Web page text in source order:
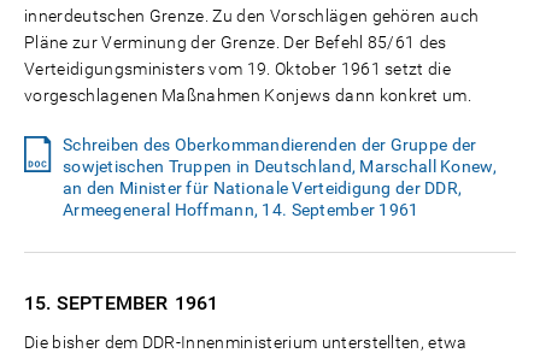
innerdeutschen Grenze. Zu den Vorschlägen gehören auch
Pläne zur Verminung der Grenze. Der Befehl 85/61 des
Verteidigungsministers vom 19. Oktober 1961 setzt die
vorgeschlagenen Maßnahmen Konjews dann konkret um.
Schreiben des Oberkommandierenden der Gruppe der
sowjetischen Truppen in Deutschland, Marschall Konew,
an den Minister für Nationale Verteidigung der DDR,
Armeegeneral Hoffmann, 14. September 1961
15. SEPTEMBER 1961
Die bisher dem DDR-Innenministerium unterstellten, etwa